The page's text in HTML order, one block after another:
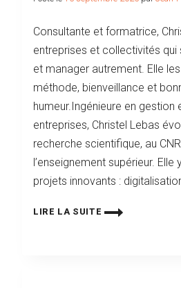
Consultante et formatrice,
entreprises et collectivités qui
et manager autrement. Elle
méthode, bienveillance et
humeur.Ingénieure en
entreprises, Christel Lebas
recherche scientifique, au
l’enseignement supérieur.
projets innovants :
LIRE LA SUITE